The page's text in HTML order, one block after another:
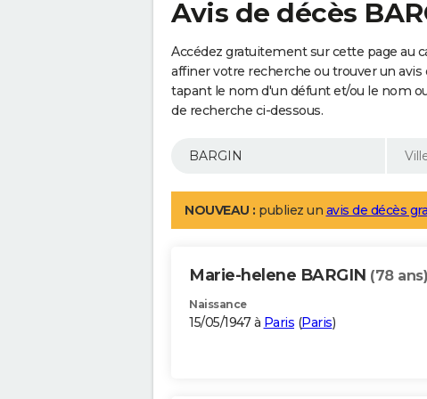
Avis de décès
Accédez gratuitement sur cette page au
affiner votre recherche ou trouver un
tapant le nom d'un défunt et/ou le nom
de recherche ci-dessous.
NOUVEAU : publiez un avis de décès
Marie-helene BARGIN (78 ans)
Naissance
15/05/1947 à Paris (Paris)